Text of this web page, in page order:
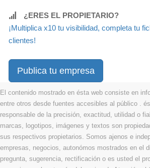
¿ERES EL PROPIETARIO?
¡Multiplica x10 tu visibilidad, completa tu
clientes!
Publica tu empresa
El contenido mostrado en ésta web consiste en
entre otros desde fuentes accesibles al público .
responsable de la precisión, exactitud, utilidad o
marcas, logotipos, imágenes y textos son
sus respectivos propietarios. Somos ajenos e
empresas, negocios, autonómos mostrados en el
pregunta, sugerencia, rectificación o es usted el